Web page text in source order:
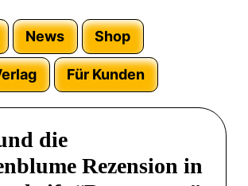
News Shop
Für Kunden
die
Rezension in